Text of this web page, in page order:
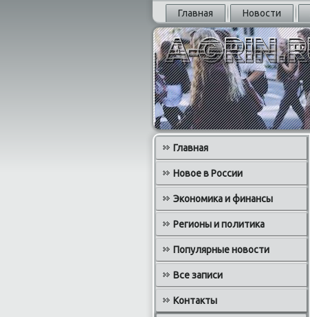
Главная Новости
Главная
Новое в России
Экономика и финансы
Регионы и политика
Популярные новости
Все записи
Контакты